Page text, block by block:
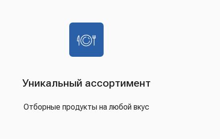
Уникальный ассортимент
Отборные продукты на любой вкус